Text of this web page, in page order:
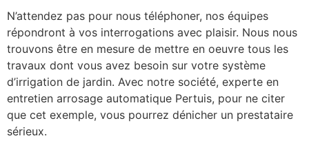
N’attendez pas pour nous téléphoner, nos équipes
répondront à vos interrogations avec plaisir. Nous nous
trouvons être en mesure de mettre en oeuvre tous les
travaux dont vous avez besoin sur votre système
d’irrigation de jardin. Avec notre société, experte en
entretien arrosage automatique Pertuis, pour ne citer
que cet exemple, vous pourrez dénicher un prestataire
sérieux.